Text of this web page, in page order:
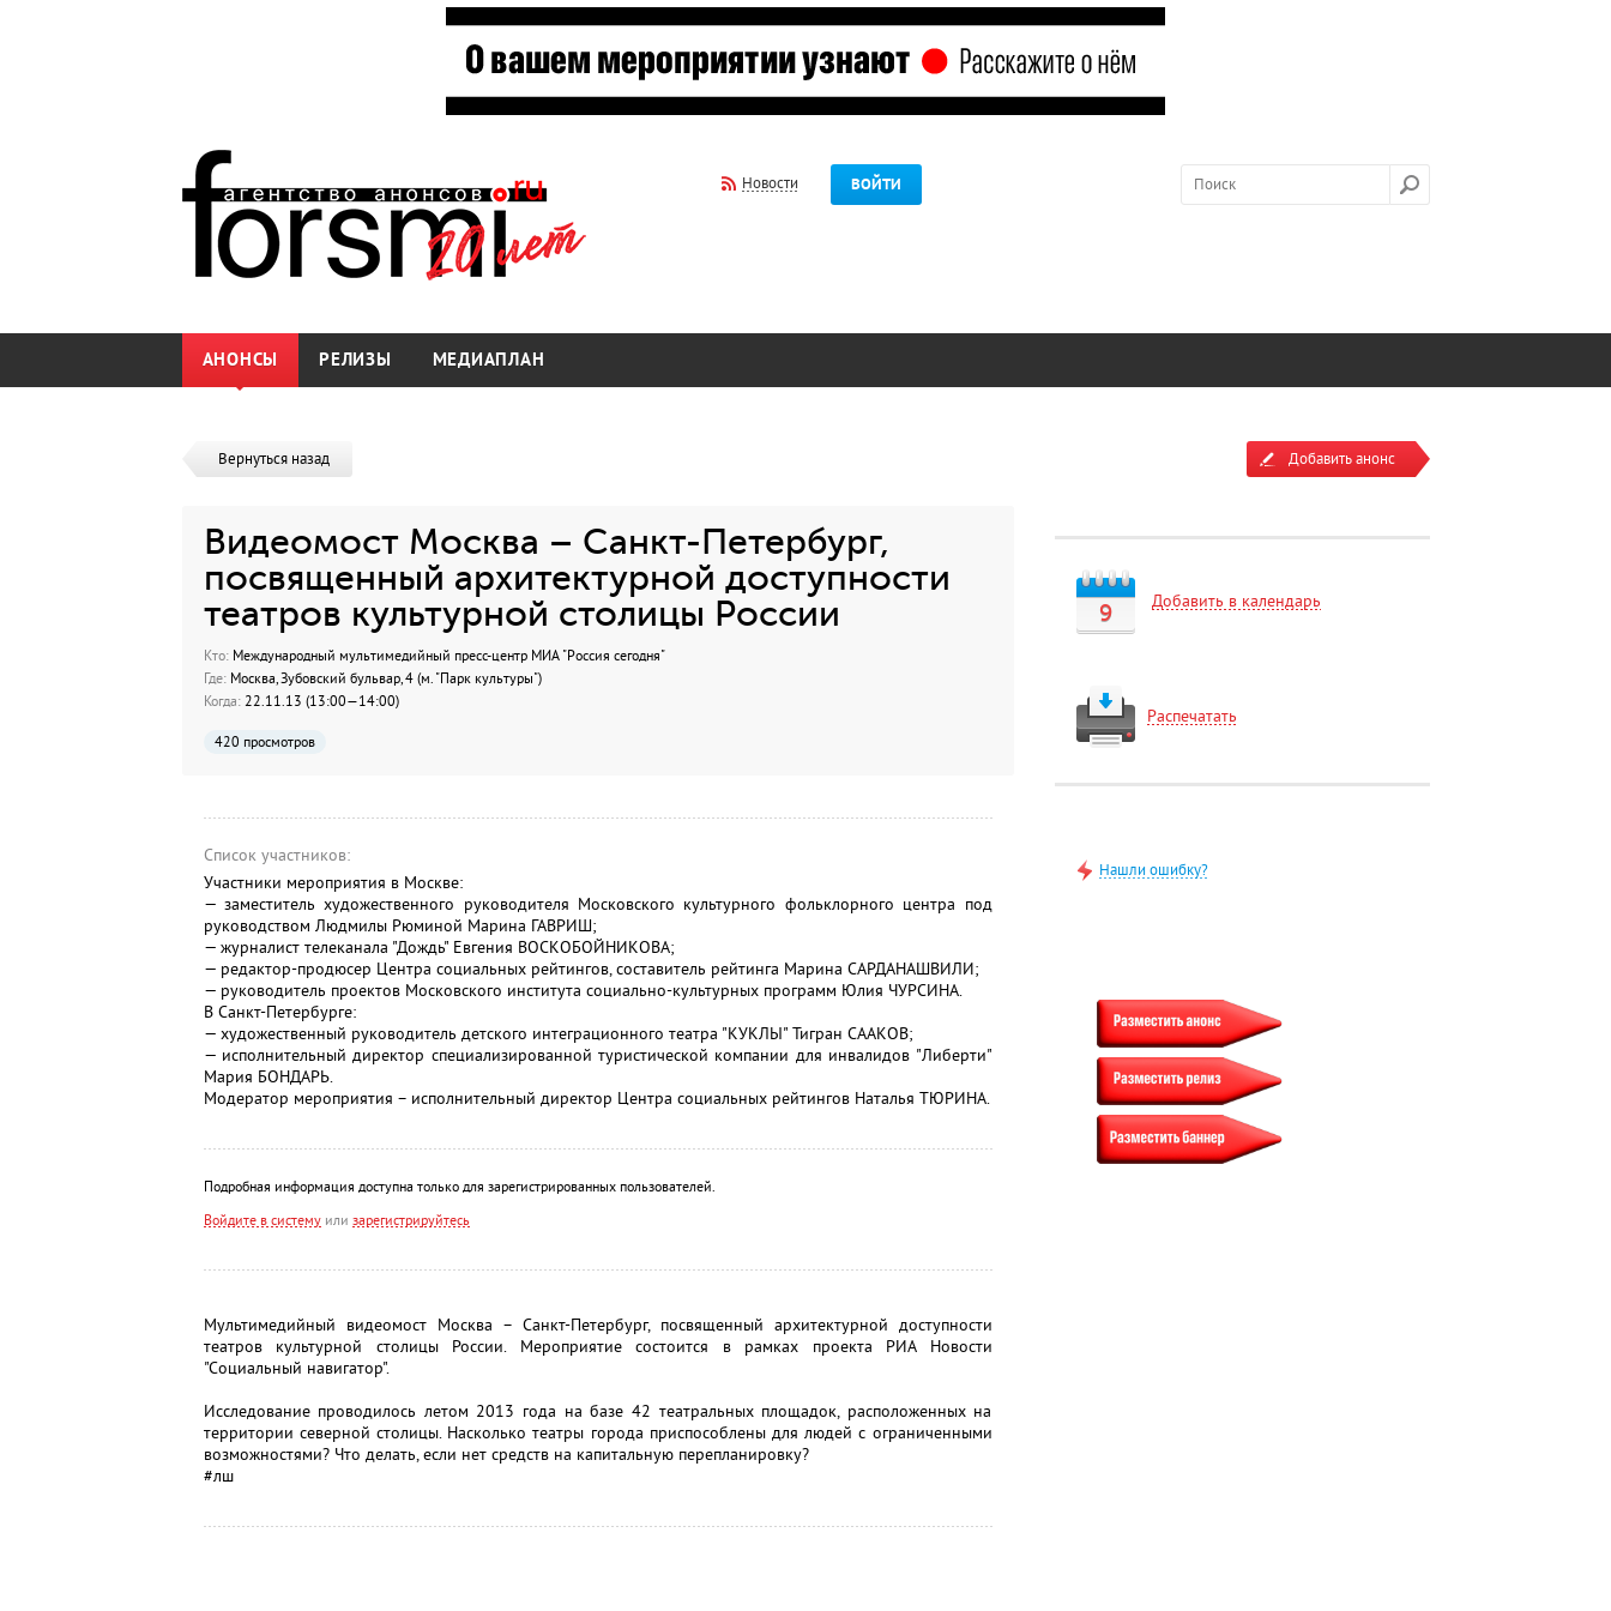
Новости ВОЙТИ
АНОНСЫ РЕЛИЗЫ МЕДИАПЛАН
Вернуться назад
Видеомост Москва – Санкт-Петербург,
посвященный архитектурной доступности
театров культурной столицы России
Кто:Международный мультимедийный пресс-центр МИА "Россия сегодня"
Где:Москва, Зубовский бульвар, 4 (м. "Парк культуры")
Когда:22.11.13 (13:00—14:00)
420 просмотров
Список участников:
Участники мероприятия в Москве:
— заместитель художественного руководителя Московского культурного фольклорного центра под
руководством Людмилы Рюминой Марина ГАВРИШ;
— журналист телеканала "Дождь" Евгения ВОСКОБОЙНИКОВА;
— редактор-продюсер Центра социальных рейтингов, составитель рейтинга Марина САРДАНАШВИЛИ;
— руководитель проектов Московского института социально-культурных программ Юлия ЧУРСИНА.
В Санкт-Петербурге:
— художественный руководитель детского интеграционного театра "КУКЛЫ" Тигран СААКОВ;
— исполнительный директор специализированной туристической компании для инвалидов "Либерти"
Мария БОНДАРЬ.
Модератор мероприятия – исполнительный директор Центра социальных рейтингов Наталья ТЮРИНА.
Подробная информация доступна только для зарегистрированных пользователей.
Войдите в системуили зарегистрируйтесь
Мультимедийный видеомост Москва – Санкт-Петербург, посвященный архитектурной доступности
театров культурной столицы России. Мероприятие состоится в рамках проекта РИА Новости
"Социальный навигатор".
Исследование проводилось летом 2013 года на базе 42 театральных площадок, расположенных на
территории северной столицы. Насколько театры города приспособлены для людей с ограниченными
возможностями? Что делать, если нет средств на капитальную перепланировку?
#лш
Добавить анонс
9 Добавить в календарь
Распечатать
Нашли ошибку?